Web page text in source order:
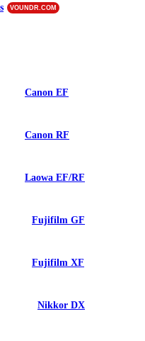
VOUNDR.COM
Canon EF
Canon RF
Laowa EF/RF
Fujifilm GF
Fujifilm XF
Nikkor DX